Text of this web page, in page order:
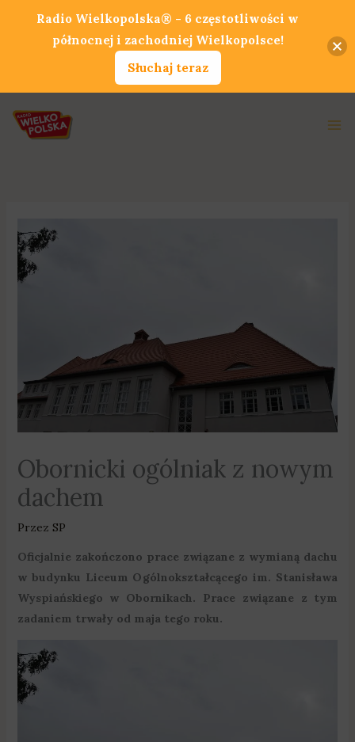
Obornicki ogólniak z nowym
dachem
Przez SP
Oficjalnie zakończono prace związane z wymianą dachu
w budynku Liceum Ogólnokształcącego im. Stanisława
Wyspiańskiego w Obornikach. Prace związane z tym
zadaniem trwały od maja tego roku.
Radio Wielkopolska® - 6 częstotliwości w
północnej i zachodniej Wielkopolsce!
Słuchaj teraz